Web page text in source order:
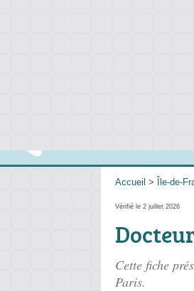
Accueil > Île-de-
Vérifié le 2 juillet 2026
Cette fiche
Paris.